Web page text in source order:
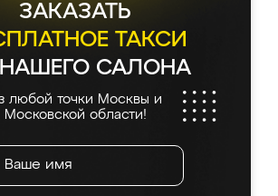
ЗАКАЗАТЬ
ТАКСИ
САЛОНА
любой точки Москвы и
Московской области!